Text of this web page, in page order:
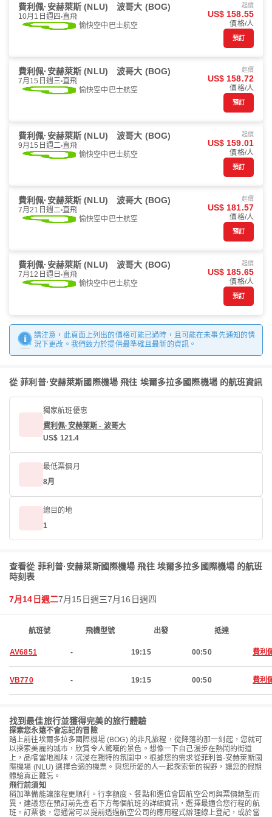
費利佩·安赫萊斯 (NLU) 波哥大 (BOG)
10月1日週四 直飛
愉快空中巴士航空
起價
US$ 158.55
價格/人
預訂
費利佩·安赫萊斯 (NLU) 波哥大 (BOG)
7月15日週三 直飛
愉快空中巴士航空
起價
US$ 158.72
價格/人
預訂
費利佩·安赫萊斯 (NLU) 波哥大 (BOG)
9月15日週二 直飛
愉快空中巴士航空
起價
US$ 159.01
價格/人
預訂
費利佩·安赫萊斯 (NLU) 波哥大 (BOG)
7月21日週二 直飛
愉快空中巴士航空
起價
US$ 181.57
價格/人
預訂
費利佩·安赫萊斯 (NLU) 波哥大 (BOG)
7月12日週日 直飛
愉快空中巴士航空
起價
US$ 185.65
價格/人
預訂
請注意，此頁面上列出的價格可能已過時，且可能在未事先通知的情
況下更改。我們致力於提供最準確且最新的資訊。
從 菲利普·安赫萊斯國際機場 飛往 埃爾多拉多國際機場 的航班資訊
獨家航班優惠
費利佩·安赫萊斯 - 波哥大
US$ 121.4
最低票價月
8月
總目的地
1
查看從 菲利普·安赫萊斯國際機場 飛往 埃爾多拉多國際機場 的航班
時刻表
7月14日週二7月15日週三7月16日週四
航班號 飛機型號 出發 抵達
AV6851 - 19:15 00:50 費利
VB770 - 19:15 00:50 費利
找到最佳旅行並獲得完美的旅行體驗
探索您永遠不會忘記的冒險
踏上前往埃爾多拉多國際機場 (BOG) 的非凡旅程，從降落的那一刻起，您就可
以探索美麗的城市，欣賞令人驚嘆的景色。想像一下自己漫步在熱鬧的街道
上，品嚐當地風味，沉浸在獨特的氛圍中。根據您的需求從菲利普·安赫萊斯國
際機場 (NLU) 選擇合適的機票。與您所愛的人一起探索新的視野，讓您的假期
體驗真正難忘。
飛行前須知
稍加準備能讓旅程更順利。行李額度、餐點和選位會因航空公司與票價類型而
異，建議您在預訂前先查看下方每個航班的詳細資訊，選擇最適合您行程的航
班。訂票後，您通常可以提前透過航空公司的應用程式辦理線上登記，或於當